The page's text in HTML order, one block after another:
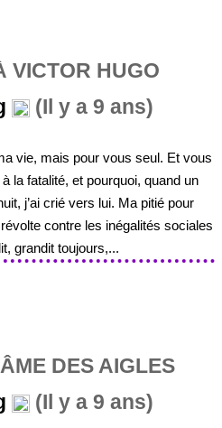
VICTOR HUGO
(Il y a 9 ans)
vie, mais pour vous seul. Et vous
la fatalité, et pourquoi, quand un
j’ai crié vers lui. Ma pitié pour
contre les inégalités sociales
grandit toujours,...
DES AIGLES
(Il y a 9 ans)